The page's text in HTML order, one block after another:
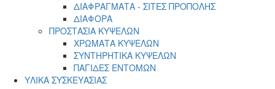
ΔΙΑΦΡΑΓΜΑΤΑ - ΣΙΤΕΣ ΠΡΟΠΟΛΗΣ
ΔΙΑΦΟΡΑ
ΠΡΟΣΤΑΣΙΑ ΚΥΨΕΛΩΝ
ΧΡΩΜΑΤΑ ΚΥΨΕΛΩΝ
ΣΥΝΤΗΡΗΤΙΚΑ ΚΥΨΕΛΩΝ
ΠΑΓΙΔΕΣ ΕΝΤΟΜΩΝ
ΥΛΙΚΑ ΣΥΣΚΕΥΑΣΙΑΣ